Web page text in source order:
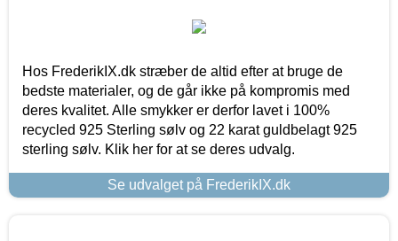
Hos FrederikIX.dk stræber de altid efter at bruge de
bedste materialer, og de går ikke på kompromis med
deres kvalitet. Alle smykker er derfor lavet i 100%
recycled 925 Sterling sølv og 22 karat guldbelagt 925
sterling sølv. Klik her for at se deres udvalg.
Se udvalget på FrederikIX.dk